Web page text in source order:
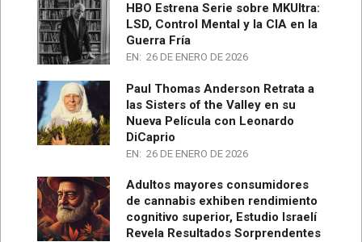
HBO Estrena Serie sobre MKUltra:
LSD, Control Mental y la CIA en la
Guerra Fría
EN: 26 DE ENERO DE 2026
Paul Thomas Anderson Retrata a
las Sisters of the Valley en su
Nueva Película con Leonardo
DiCaprio
EN: 26 DE ENERO DE 2026
Adultos mayores consumidores
de cannabis exhiben rendimiento
cognitivo superior, Estudio Israelí
Revela Resultados Sorprendentes